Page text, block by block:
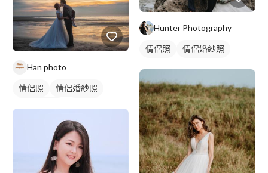
Han photo
情侶照
情侶婚紗照
Hunter Photography
情侶照
情侶婚紗照